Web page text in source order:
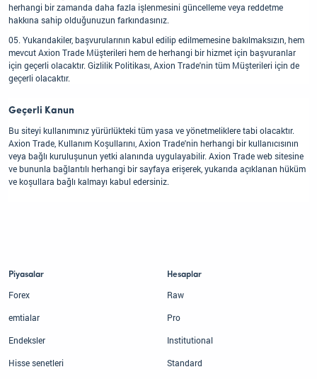
herhangi bir zamanda daha fazla işlenmesini güncelleme veya reddetme
hakkına sahip olduğunuzun farkındasınız.
Yukarıdakiler, başvurularının kabul edilip edilmemesine bakılmaksızın, hem
mevcut Axion Trade Müşterileri hem de herhangi bir hizmet için başvuranlar
için geçerli olacaktır. Gizlilik Politikası, Axion Trade'nin tüm Müşterileri için de
geçerli olacaktır.
Geçerli Kanun
Bu siteyi kullanımınız yürürlükteki tüm yasa ve yönetmeliklere tabi olacaktır.
Axion Trade, Kullanım Koşullarını, Axion Trade'nin herhangi bir kullanıcısının
veya bağlı kuruluşunun yetki alanında uygulayabilir. Axion Trade web sitesine
ve bununla bağlantılı herhangi bir sayfaya erişerek, yukarıda açıklanan hüküm
ve koşullara bağlı kalmayı kabul edersiniz.
Piyasalar
Forex
emtialar
Endeksler
Hisse senetleri
Hesaplar
Raw
Pro
Institutional
Standard